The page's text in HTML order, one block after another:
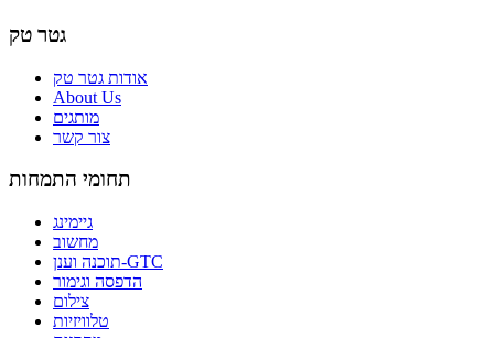
גטר טק
אודות גטר טק
About Us
מותגים
צור קשר
תחומי התמחות
גיימינג
מחשוב
תוכנה וענן-GTC
הדפסה וגימור
צילום
טלוויזיות